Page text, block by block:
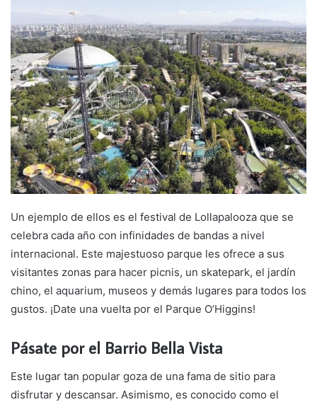
Un ejemplo de ellos es el festival de Lollapalooza que se
celebra cada año con infinidades de bandas a nivel
internacional. Este majestuoso parque les ofrece a sus
visitantes zonas para hacer picnis, un skatepark, el jardín
chino, el aquarium, museos y demás lugares para todos los
gustos. ¡Date una vuelta por el Parque O’Higgins!
Pásate por el Barrio Bella Vista
Este lugar tan popular goza de una fama de sitio para
disfrutar y descansar. Asimismo, es conocido como el